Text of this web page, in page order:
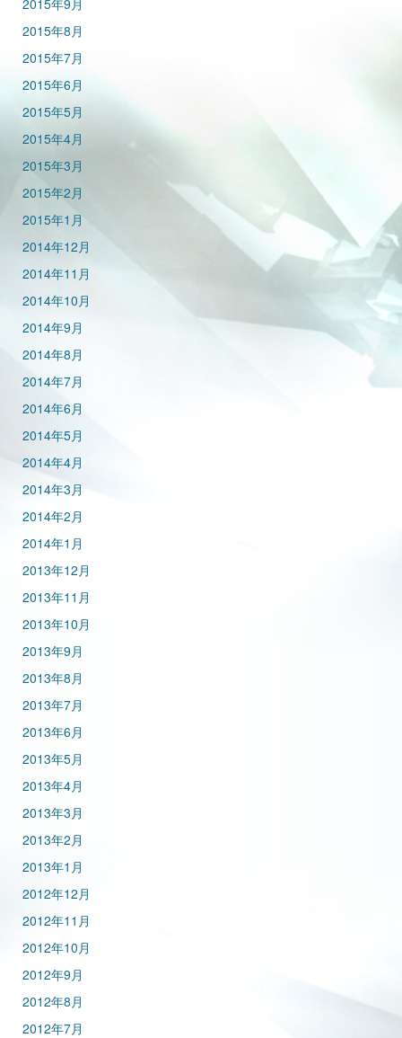
2015年9月
2015年8月
2015年7月
2015年6月
2015年5月
2015年4月
2015年3月
2015年2月
2015年1月
2014年12月
2014年11月
2014年10月
2014年9月
2014年8月
2014年7月
2014年6月
2014年5月
2014年4月
2014年3月
2014年2月
2014年1月
2013年12月
2013年11月
2013年10月
2013年9月
2013年8月
2013年7月
2013年6月
2013年5月
2013年4月
2013年3月
2013年2月
2013年1月
2012年12月
2012年11月
2012年10月
2012年9月
2012年8月
2012年7月